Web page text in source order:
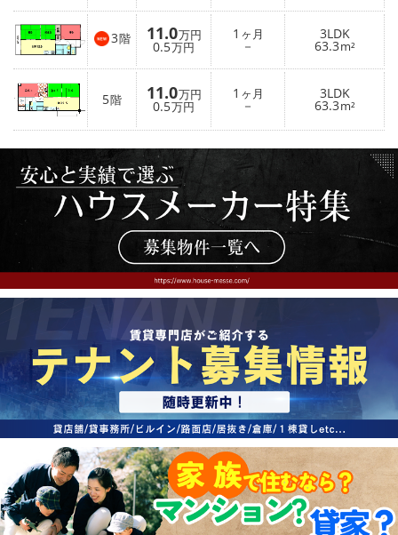
3階 11.0万円
0.5万円
1 ヶ月
－
3LDK
63.3m²
5階 11.0万円
0.5万円
1 ヶ月
－
3LDK
63.3m²